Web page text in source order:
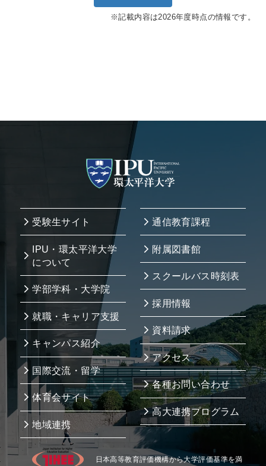
※記載内容は2026年度時点の情報です。
受験生サイト
IPU・環太平洋大学
について
学部学科・大学院
就職・キャリア支援
キャンパス紹介
国際交流・留学
体育会サイト
地域連携
通信教育課程
附属図書館
スクールバス時刻表
採用情報
資料請求
アクセス
各種お問い合わせ
高大連携プログラム
日本高等教育評価機構から大学評価基準を満